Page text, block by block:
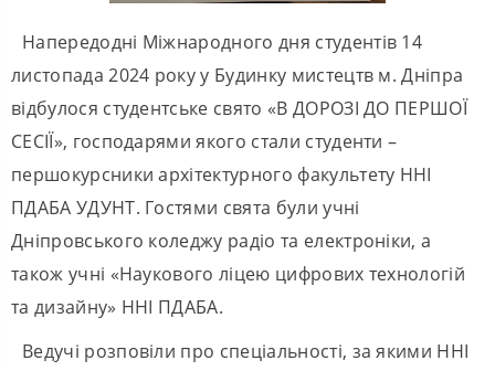
Напередодні Міжнародного дня студентів 14
листопада 2024 року у Будинку мистецтв м. Дніпра
відбулося студентське свято «В ДОРОЗІ ДО ПЕРШОЇ
СЕСІЇ», господарями якого стали студенти –
першокурсники архітектурного факультету ННІ
ПДАБА УДУНТ. Гостями свята були учні
Дніпровського коледжу радіо та електроніки, а
також учні «Наукового ліцею цифрових технологій
та дизайну» ННІ ПДАБА.
Ведучі розповіли про спеціальності, за якими ННІ